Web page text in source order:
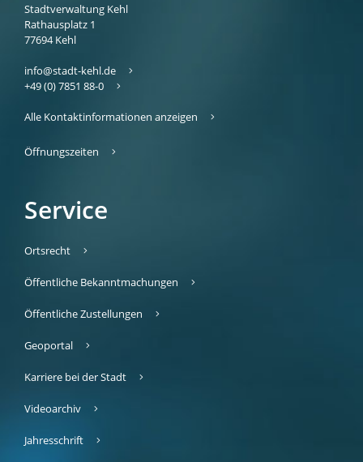
Stadtverwaltung Kehl
Rathausplatz 1
77694 Kehl
info@stadt-kehl.de
+49 (0) 7851 88-0
Alle Kontaktinformationen anzeigen
Öffnungszeiten
Service
Ortsrecht
Öffentliche Bekanntmachungen
Öffentliche Zustellungen
Geoportal
Karriere bei der Stadt
Videoarchiv
Jahresschrift